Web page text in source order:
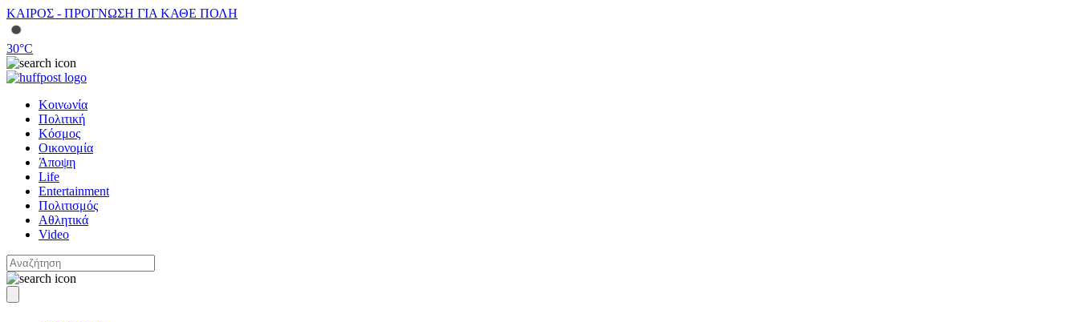
ΚΑΙΡΟΣ - ΠΡΟΓΝΩΣΗ ΓΙΑ ΚΑΘΕ ΠΟΛΗ
30°C
Κοινωνία
Πολιτική
Κόσμος
Οικονομία
Άποψη
Life
Entertainment
Πολιτισμός
Αθλητικά
Video